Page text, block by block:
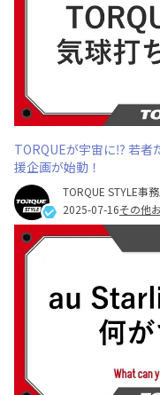
TORQUEが宇宙に⁉ 若者
援企画が始動！
TORQUE STYLE事
2025-07-16その他